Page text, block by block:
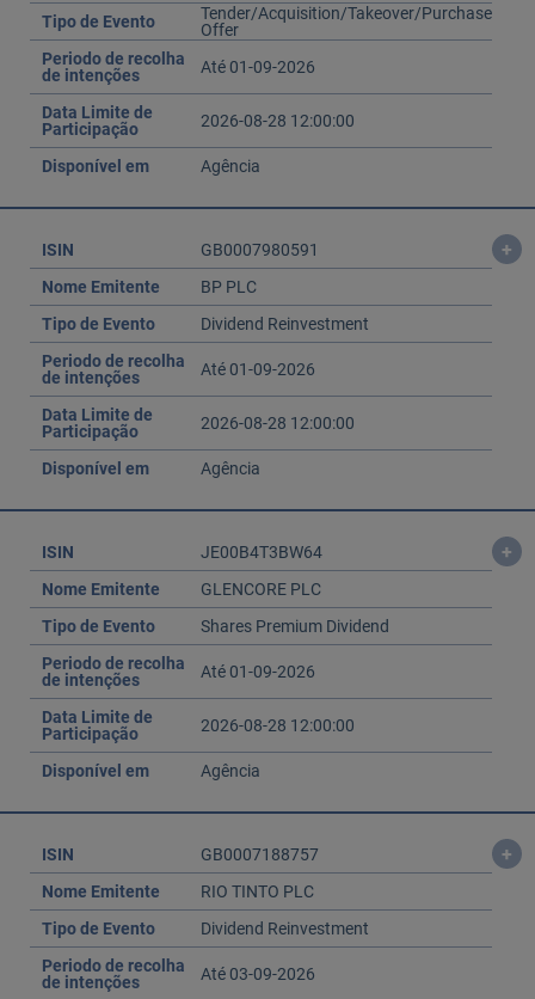
Tipo de Evento
Tender/Acquisition/Takeover/Purchase
Offer
Periodo de recolha
de intenções
Até 01-09-2026
Data Limite de
Participação
2026-08-28 12:00:00
Disponível em Agência
ISIN GB0007980591 +
Nome Emitente
BP PLC
Tipo de Evento
Dividend Reinvestment
Periodo de recolha
de intenções
Até 01-09-2026
Data Limite de
Participação
2026-08-28 12:00:00
Disponível em Agência
ISIN JE00B4T3BW64 +
Nome Emitente
GLENCORE PLC
Tipo de Evento
Shares Premium Dividend
Periodo de recolha
de intenções
Até 01-09-2026
Data Limite de
Participação
2026-08-28 12:00:00
Disponível em Agência
ISIN GB0007188757 +
Nome Emitente
RIO TINTO PLC
Tipo de Evento
Dividend Reinvestment
Periodo de recolha
de intenções
Até 03-09-2026